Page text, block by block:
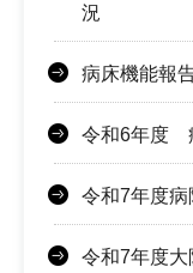
況
病床機能報
令和6年度
令和7年度病
令和7年度大